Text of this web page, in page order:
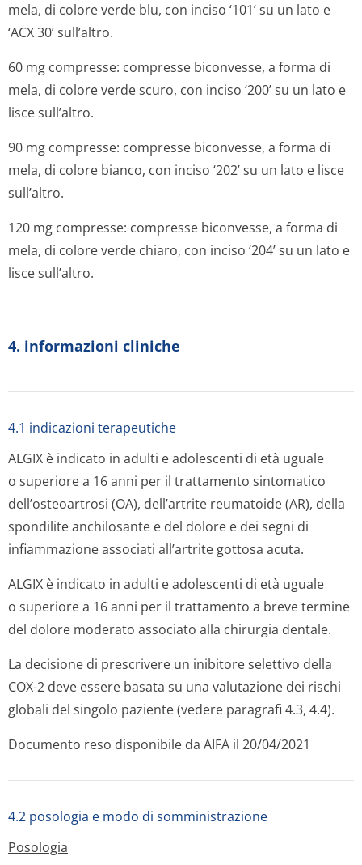
mela, di colore verde blu, con inciso ‘101’ su un lato e
‘ACX 30’ sull’altro.
60 mg compresse: compresse biconvesse, a forma di
mela, di colore verde scuro, con inciso ‘200’ su un lato e
lisce sull’altro.
90 mg compresse: compresse biconvesse, a forma di
mela, di colore bianco, con inciso ‘202’ su un lato e lisce
sull’altro.
120 mg compresse: compresse biconvesse, a forma di
mela, di colore verde chiaro, con inciso ‘204’ su un lato e
lisce sull’altro.
4. informazioni cliniche
4.1 indicazioni terapeutiche
ALGIX è indicato in adulti e adolescenti di età uguale
o superiore a 16 anni per il trattamento sintomatico
dell’osteoartrosi (OA), dell’artrite reumatoide (AR), della
spondilite anchilosante e del dolore e dei segni di
infiammazione associati all’artrite gottosa acuta.
ALGIX è indicato in adulti e adolescenti di età uguale
o superiore a 16 anni per il trattamento a breve termine
del dolore moderato associato alla chirurgia dentale.
La decisione di prescrivere un inibitore selettivo della
COX-2 deve essere basata su una valutazione dei rischi
globali del singolo paziente (vedere paragrafi 4.3, 4.4).
Documento reso disponibile da AIFA il 20/04/2021
4.2 posologia e modo di somministrazione
Posologia